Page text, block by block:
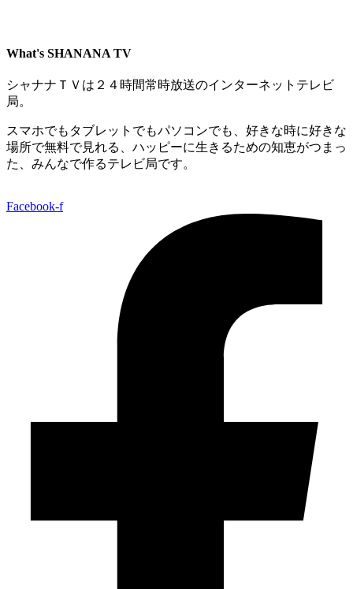
What's SHANANA TV
シャナナＴＶは２４時間常時放送のインターネットテレビ
局。
スマホでもタブレットでもパソコンでも、好きな時に好きな
場所で無料で見れる、 ハッピーに生きるための知恵がつまっ
た、みんなで作るテレビ局です。
Facebook-f